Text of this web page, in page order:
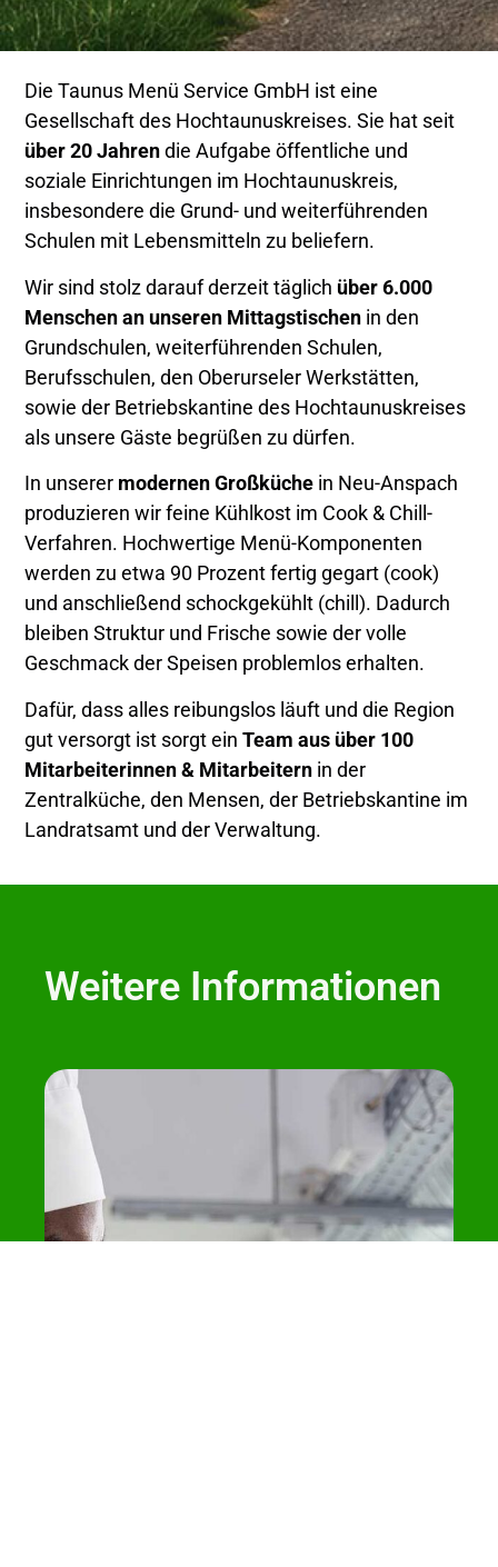
Die Taunus Menü Service GmbH ist eine
Gesellschaft des Hochtaunuskreises. Sie hat seit
über 20 Jahrendie Aufgabe öffentliche und
soziale Einrichtungen im Hochtaunuskreis,
insbesondere die Grund- und weiterführenden
Schulen mit Lebensmitteln zu beliefern.
Wir sind stolz darauf derzeit täglich über 6.000
Menschen an unseren Mittagstischen in den
Grundschulen, weiterführenden Schulen,
Berufsschulen, den Oberurseler Werkstätten,
sowie der Betriebskantine des Hochtaunuskreises
als unsere Gäste begrüßen zu dürfen.
In unserer modernen Großküche in Neu-Anspach
produzieren wir feine Kühlkost im Cook & Chill-
Verfahren. Hochwertige Menü-Komponenten
werden zu etwa 90 Prozent fertig gegart (cook)
und anschließend schockgekühlt (chill). Dadurch
bleiben Struktur und Frische sowie der volle
Geschmack der Speisen problemlos erhalten.
Dafür, dass alles reibungslos läuft und die Region
gut versorgt ist sorgt einTeam aus über 100
Mitarbeiterinnen & Mitarbeitern in der
Zentralküche, den Mensen, der Betriebskantine im
Landratsamt und der Verwaltung.
Weitere Informationen